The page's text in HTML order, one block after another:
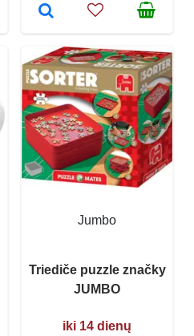
Jumbo
Triediče puzzle značky
JUMBO
iki 14 dienų